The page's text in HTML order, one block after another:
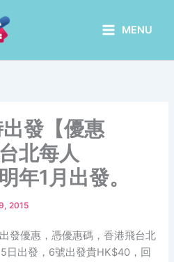
MENU
發【優惠
北每人
年1月出發。
2015
發優惠，憑優惠碼，香港飛台北
日出發，6號出發貴HK$40，回